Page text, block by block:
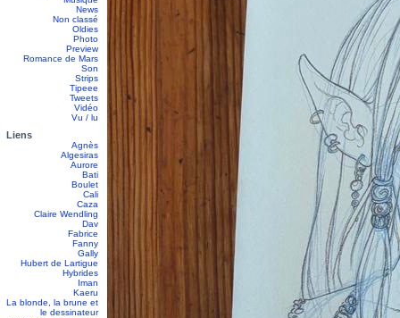
News
Non classé
Oldies
Photo
Preview
Romance de Mars
Son
Strips
Tipeee
Tweets
Vidéo
Vu / lu
Liens
Agnès
Algesiras
Aurore
Bati
Boulet
Cali
Caza
Claire Wendling
Dav
Fabrice
Fanny
Gally
Hubert de Lartigue
Hybrides
Iman
Kaeru
La blonde, la brune et
le dessinateur